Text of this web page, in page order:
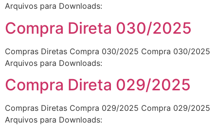
Arquivos para Downloads:
Compra Direta 030/2025
Compras Diretas Compra 030/2025 Compra 030/2025
Arquivos para Downloads:
Compra Direta 029/2025
Compras Diretas Compra 029/2025 Compra 029/2025
Arquivos para Downloads: